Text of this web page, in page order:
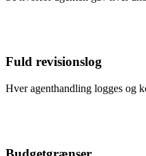
Fuld revisionslog
Hver agenthandling logges og